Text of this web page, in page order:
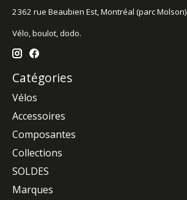
2362 rue Beaubien Est, Montréal (parc Molson)
Vélo, boulot, dodo.
Catégories
Vélos
Accessoires
Composantes
Collections
SOLDES
Marques